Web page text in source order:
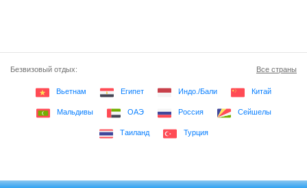
Безвизовый отдых: Все страны
Вьетнам Египет Индо./Бали Китай
Мальдивы ОАЭ Россия Сейшелы
Таиланд Турция